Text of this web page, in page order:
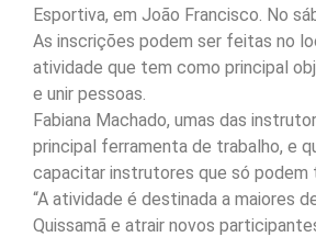
Esportiva, em João Francisco. No
As inscrições podem ser feitas no
atividade que tem como principal
e unir pessoas.
Fabiana Machado, umas das
principal ferramenta de trabalho, e
capacitar instrutores que só podem
“A atividade é destinada a maiores
Quissamã e atrair novos